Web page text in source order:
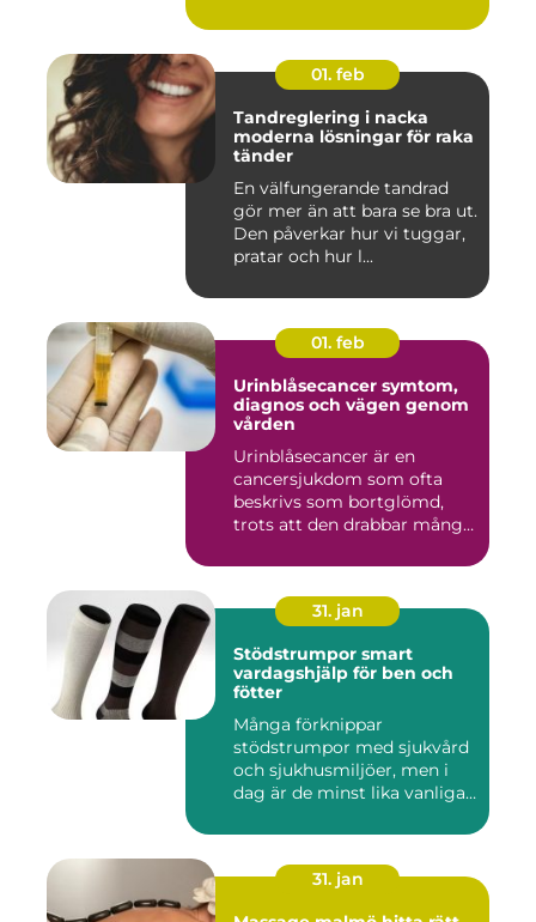
01. feb
Tandreglering i nacka
moderna lösningar för raka
tänder
En välfungerande tandrad
gör mer än att bara se bra ut.
Den påverkar hur vi tuggar,
pratar och hur l...
01. feb
Urinblåsecancer symtom,
diagnos och vägen genom
vården
Urinblåsecancer är en
cancersjukdom som ofta
beskrivs som bortglömd,
trots att den drabbar många
31. jan
Stödstrumpor smart
vardagshjälp för ben och
fötter
Många förknippar
stödstrumpor med sjukvård
och sjukhusmiljöer, men i
dag är de minst lika vanliga
31. jan